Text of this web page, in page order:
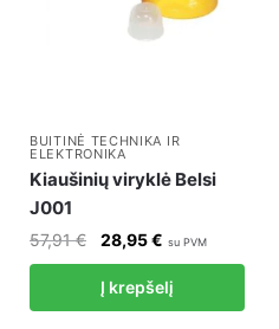
BUITINĖ TECHNIKA IR
ELEKTRONIKA
Kiaušinių viryklė Belsi
J001
57,91€
Original
price
was:
57,91 €.
28,95€ Current
price
is:
28,95 €.
su PVM
Į krepšelį